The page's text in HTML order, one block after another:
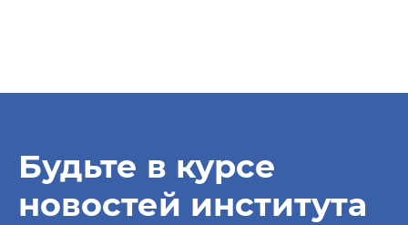
Будьте в курсе
новостей института